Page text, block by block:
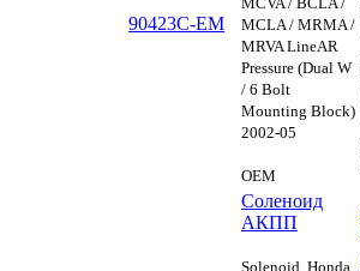
90423C-EM
MCLA / MRMA /
MRVA LineAR
Pressure (Dual W
/ 6 Bolt
Mounting Block)
2002-05
OEM
Соленоид
АКПП
Solenoid, Honda